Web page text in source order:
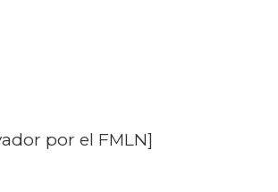
por el FMLN]